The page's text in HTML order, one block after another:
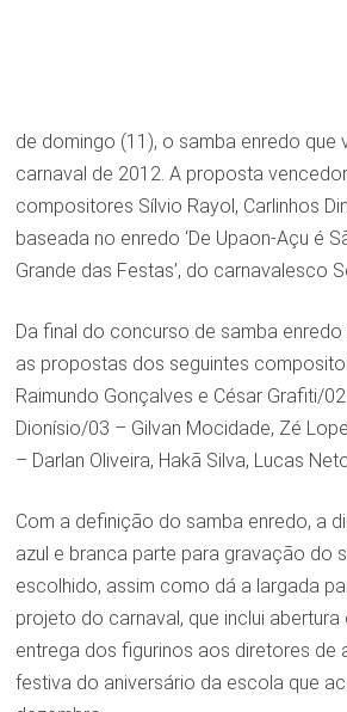
de domingo (11), o samba enredo que
carnaval de 2012. A proposta
compositores Sílvio Rayol, Carlinhos
baseada no enredo ‘De Upaon-Açu é
Grande das Festas’, do carnavalesco
Da final do concurso de samba
as propostas dos seguintes
Raimundo Gonçalves e César Grafiti/
Dionísio/03 – Gilvan Mocidade, Zé
– Darlan Oliveira, Hakã Silva, Lucas
Com a definição do samba enredo, a
azul e branca parte para gravação do
escolhido, assim como dá a largada
projeto do carnaval, que inclui
entrega dos figurinos aos diretores de
festiva do aniversário da escola que